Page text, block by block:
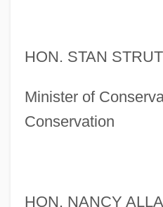
HON. STAN
Minister of
Conservation
HON. NANCY